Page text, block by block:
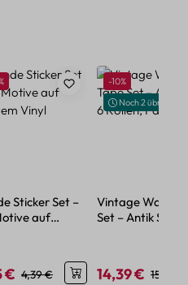
Sticker Set –
auf
€ Regulärer Preis:
4,39 €
Rabatt
-10%
Noch 2 übrig
Vintage Washi
Set – Antik Stil, 6
Verkaufspreis:
14,39 € 15,99 €